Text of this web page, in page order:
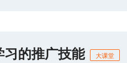
的推广技能 大课堂